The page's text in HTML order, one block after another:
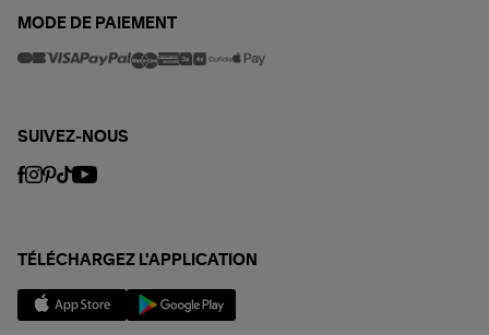
MODE DE PAIEMENT
SUIVEZ-NOUS
TÉLÉCHARGEZ L'APPLICATION